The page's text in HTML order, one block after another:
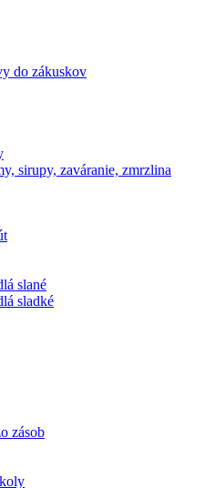
do zákuskov
sirupy, zaváranie, zmrzlina
slané
sladké
zásob